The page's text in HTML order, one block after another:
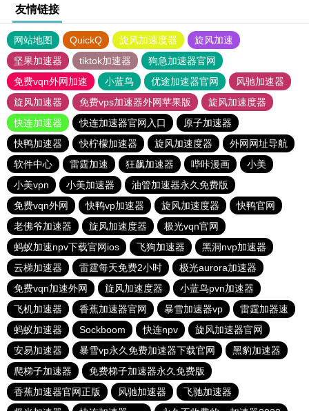
友情链接
网站地图 QuickQ 旋风加速度器
旋风加速
坚果加速器
tiktok加速器
狗急加速器官网
免费vqn外网加速
小蓝鸟 优途加速器官网
风驰加速器
旋风加速器
免费vps加速器外网苹果版
旋风加速度器
快连加速器
快连加速器官网入口
原子加速器
快鸭加速器
快柠檬加速器 旋风加速度器
外网网址导航
软件中心
雷霆加速 狂飙加速器 哔咔漫画
小美
小美vpn
小美加速器
油管加速器永久免费版
免费vqn外网
快鸭vp加速器 旋风加速度器
快鸭官网
老佛爷加速器
旋风加速度器
极光vqn官网
蚂蚁加速npv下载官网ios
飞狗加速器
黑洞nvp加速器
云梯加速器
雷霆每天免费2小时
极光aurora加速器
免费vqn加速外网
旋风加速度器
小蓝鸟pvn加速器
飞机加速器
香蕉加速器官网 暴雪加速器vp
雷霆加器速
蚂蚁加速器
Sockboom 快连npv
旋风加速器官网
安易加速器
暴雪vp永久免费加速器下载官网
黑豹加速器
爬梯子加速器
免费梯子加速器永久免费版
香蕉加速器官网正版
风驰加速器
飞驰加速器